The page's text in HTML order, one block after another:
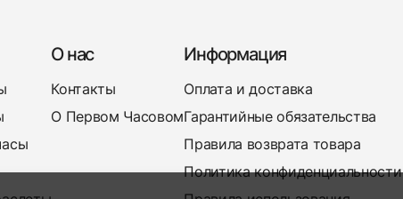
О нас
Контакты
О Первом Часовом
Информация
Оплата и доставка
Гарантийные обязательства
Правила возврата товара
Политика конфиденциальности